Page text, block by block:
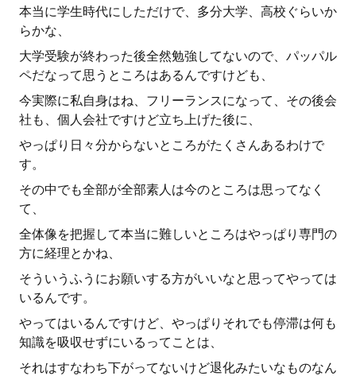
本当に学生時代にしただけで、多分大学、高校ぐらいか
らかな、
大学受験が終わった後全然勉強してないので、パッパル
ペだなって思うところはあるんですけども、
今実際に私自身はね、フリーランスになって、その後会
社も、個人会社ですけど立ち上げた後に、
やっぱり日々分からないところがたくさんあるわけで
す。
その中でも全部が全部素人は今のところは思ってなく
て、
全体像を把握して本当に難しいところはやっぱり専門の
方に経理とかね、
そういうふうにお願いする方がいいなと思ってやっては
いるんです。
やってはいるんですけど、やっぱりそれでも停滞は何も
知識を吸収せずにいるってことは、
それはすなわち下がってないけど退化みたいなものなん